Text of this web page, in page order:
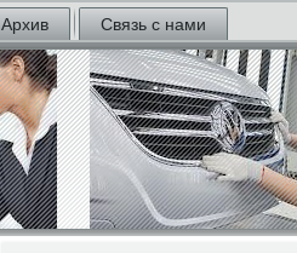
Архив Связь с нами